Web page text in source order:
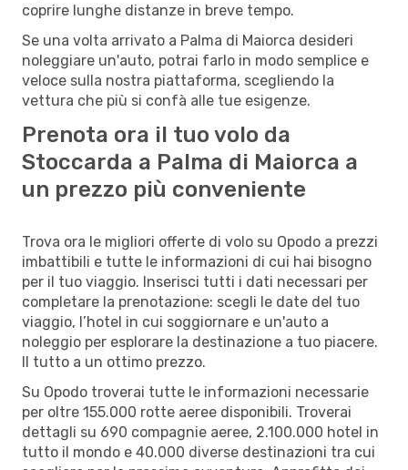
coprire lunghe distanze in breve tempo.
Se una volta arrivato a Palma di Maiorca desideri
noleggiare un'auto, potrai farlo in modo semplice e
veloce sulla nostra piattaforma, scegliendo la
vettura che più si confà alle tue esigenze.
Prenota ora il tuo volo da
Stoccarda a Palma di Maiorca a
un prezzo più conveniente
Trova ora le migliori offerte di volo su Opodo a prezzi
imbattibili e tutte le informazioni di cui hai bisogno
per il tuo viaggio. Inserisci tutti i dati necessari per
completare la prenotazione: scegli le date del tuo
viaggio, l’hotel in cui soggiornare e un'auto a
noleggio per esplorare la destinazione a tuo piacere.
Il tutto a un ottimo prezzo.
Su Opodo troverai tutte le informazioni necessarie
per oltre 155.000 rotte aeree disponibili. Troverai
dettagli su 690 compagnie aeree, 2.100.000 hotel in
tutto il mondo e 40.000 diverse destinazioni tra cui